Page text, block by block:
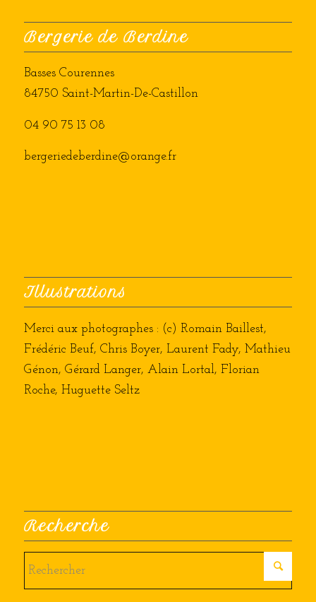
Bergerie de Berdine
Basses Courennes
84750 Saint-Martin-De-Castillon
04 90 75 13 08
bergeriedeberdine@orange.fr
Illustrations
Merci aux photographes : (c) Romain Baillest,
Frédéric Beuf, Chris Boyer, Laurent Fady, Mathieu
Génon, Gérard Langer, Alain Lortal, Florian
Roche, Huguette Seltz
Recherche